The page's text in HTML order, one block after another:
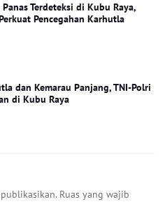
Terdeteksi di Kubu Raya,
Pencegahan Karhutla
dan Kemarau Panjang, TNI-Polri
di Kubu Raya
Ruas yang wajib